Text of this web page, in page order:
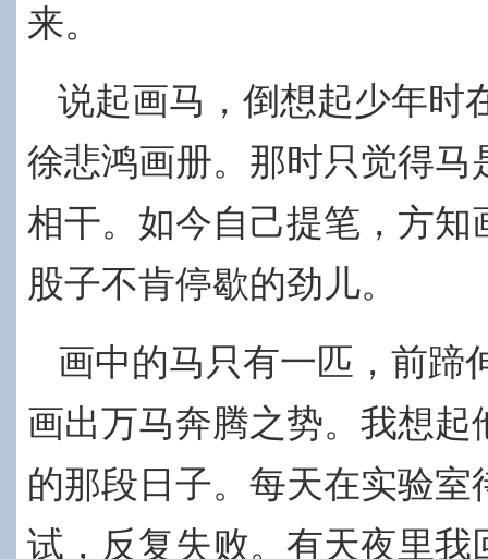
来。
说起画马，倒想起少年时
徐悲鸿画册。那时只觉得马
相干。如今自己提笔，方知
股子不肯停歇的劲儿。
画中的马只有一匹，前蹄
画出万马奔腾之势。我想起
的那段日子。每天在实验室
试，反复失败。有天夜里我